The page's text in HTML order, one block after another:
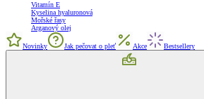
Vitamín E
Kyselina hyaluronová
Mořské řasy
Arganový olej
Novinky Jak pečovat o pleť Akce Bestsellery